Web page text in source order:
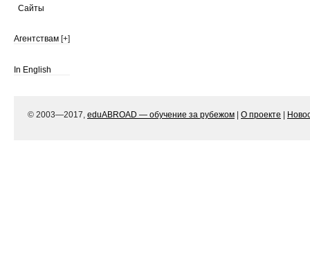
Сайты
Агентствам [+]
In English
© 2003—2017, eduABROAD — обучение за рубежом О проекте